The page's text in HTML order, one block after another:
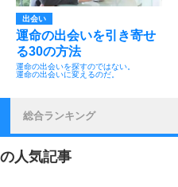
出会い
運命の出会いを引き寄せ
る30の方法
運命の出会いを探すのではない。
運命の出会いに変えるのだ。
総合ランキング
の人気記事